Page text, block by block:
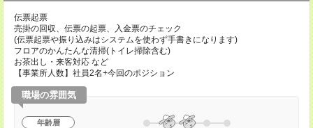
伝票起票
売掛の回収、伝票の起票、入金票のチェック
(伝票起票や振り込みはシステムを使わず手書きになります)
フロアのかんたんな清掃(トイレ掃除含む)
お茶出し・来客対応 など
【事業所人数】社員2名+今回のポジション
職場の雰囲気
年齢層